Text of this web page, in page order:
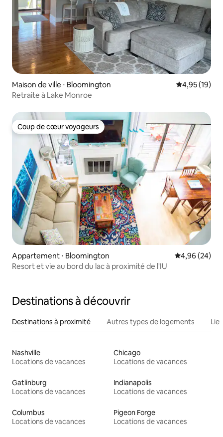
Maison de ville ⋅ Bloomington Évaluation
4,95 (19)
Retraite à Lake Monroe
Coup de cœur voyageurs
Coup de cœur voyageurs
Appartement ⋅ Bloomington Évaluation
4,96 (24)
Resort et vie au bord du lac à proximité de l'IU
Destinations à découvrir
Destinations à proximité Autres types de logements
Nashville
Locations de vacances
Chicago
Locations de vacances
Gatlinburg
Locations de vacances
Indianapolis
Locations de vacances
Columbus
Locations de vacances
Pigeon Forge
Locations de vacances